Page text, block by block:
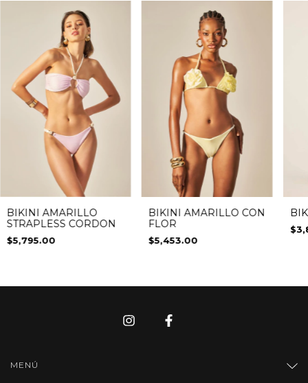
BIKINI AMARILLO
STRAPLESS CORDON
$5,795.00
BIKINI AMARILLO CON
FLOR
$5,453.00
MENÚ